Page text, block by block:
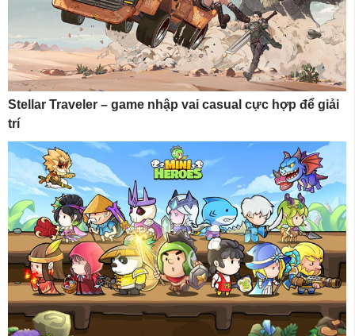
Stellar Traveler – game nhập vai casual cực hợp để giải
trí